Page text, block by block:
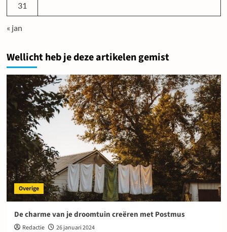
31
« jan
Wellicht heb je deze artikelen gemist
Overige
De charme van je droomtuin creëren met Postmus
Redactie 26 januari 2024